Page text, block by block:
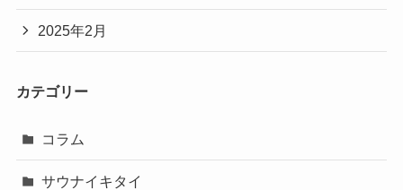
2025年2月
カテゴリー
コラム
サウナイキタイ